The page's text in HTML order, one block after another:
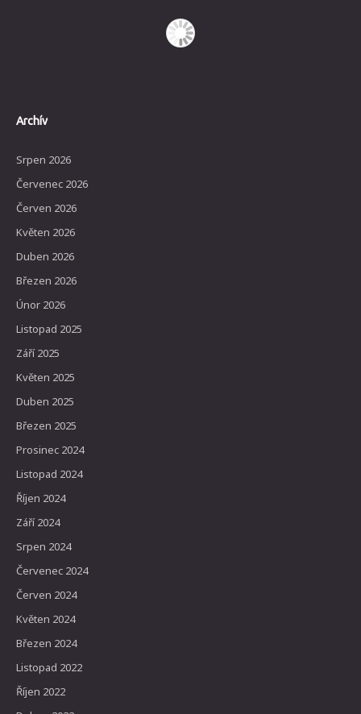
Archív
Srpen 2026
Červenec 2026
Červen 2026
Květen 2026
Duben 2026
Březen 2026
Únor 2026
Listopad 2025
Září 2025
Květen 2025
Duben 2025
Březen 2025
Prosinec 2024
Listopad 2024
Říjen 2024
Září 2024
Srpen 2024
Červenec 2024
Červen 2024
Květen 2024
Březen 2024
Listopad 2022
Říjen 2022